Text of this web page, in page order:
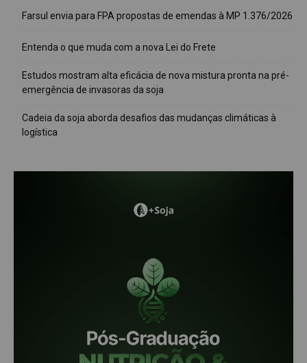
Farsul envia para FPA propostas de emendas à MP 1.376/2026
Entenda o que muda com a nova Lei do Frete
Estudos mostram alta eficácia de nova mistura pronta na pré-
emergência de invasoras da soja
Cadeia da soja aborda desafios das mudanças climáticas à
logística